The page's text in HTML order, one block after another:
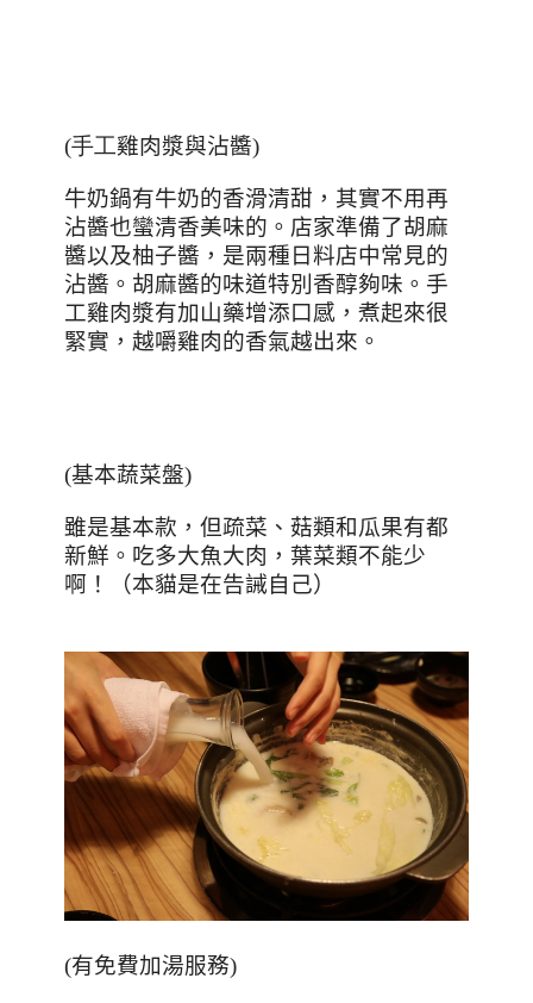
(手工雞肉漿與沾醬)
牛奶鍋有牛奶的香滑清甜，其實不用再
沾醬也蠻清香美味的。店家準備了胡麻
醬以及柚子醬，是兩種日料店中常見的
沾醬。胡麻醬的味道特別香醇夠味。手
工雞肉漿有加山藥增添口感，煮起來很
緊實，越嚼雞肉的香氣越出來。
(基本蔬菜盤)
雖是基本款，但疏菜、菇類和瓜果有都
新鮮。吃多大魚大肉，葉菜類不能少
啊！（本貓是在告誡自己）
(有免費加湯服務)